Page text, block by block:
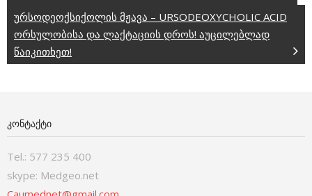
ურსოდეოქსიქოლის მჟავა – URSODEOXYCHOLIC ACID
ორსულობისა და ლაქტაციის დროს! აუცილებლად
წაიკითხეთ!
ᲙᲝᲜᲢᲐᲥᲢᲘ
Tel.: 577 235 400
skype: Medgeo.net